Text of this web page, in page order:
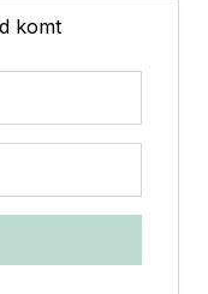
komt